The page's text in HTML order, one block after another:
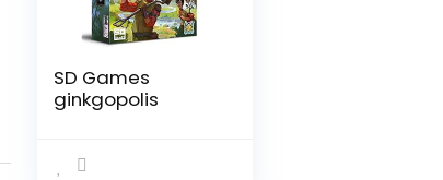
SD Games
ginkgopolis